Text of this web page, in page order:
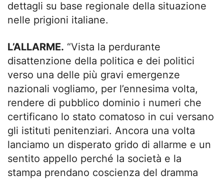
dettagli su base regionale della situazione
nelle prigioni italiane.
L’ALLARME. “Vista la perdurante
disattenzione della politica e dei politici
verso una delle più gravi emergenze
nazionali vogliamo, per l’ennesima volta,
rendere di pubblico dominio i numeri che
certificano lo stato comatoso in cui versano
gli istituti penitenziari. Ancora una volta
lanciamo un disperato grido di allarme e un
sentito appello perché la società e la
stampa prendano coscienza del dramma